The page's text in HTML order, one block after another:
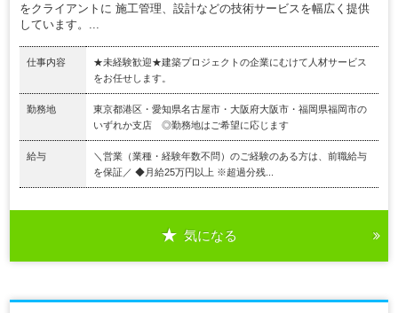
をクライアントに 施工管理、設計などの技術サービスを幅広く提供
しています。...
仕事内容
★未経験歓迎★建築プロジェクトの企業にむけて人材サービス
をお任せします。
勤務地
東京都港区・愛知県名古屋市・大阪府大阪市・福岡県福岡市の
いずれか支店 ◎勤務地はご希望に応じます
給与
＼営業（業種・経験年数不問）のご経験のある方は、前職給与
を保証／ ◆月給25万円以上 ※超過分残...
気になる